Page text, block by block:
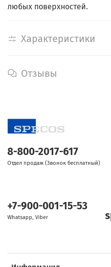
любых поверхностей.
Характеристики
Отзывы
8-800-2017-617
Отдел продаж (Звонок бесплатный)
+7-900-001-15-53
Whatsapp, Viber